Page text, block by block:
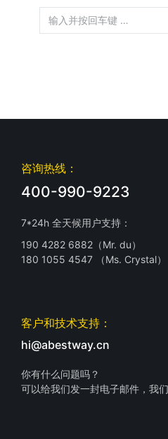
咨询热线：
400-990-9223
7*24h 全天候用户支持：
190 4282 6882（Mr. du）
180 1055 4547 （Ms. Crystal）
客户和技术支持：
hi@abestway.cn
你有什么问题吗？
可以给我们发一封电子邮件，我们